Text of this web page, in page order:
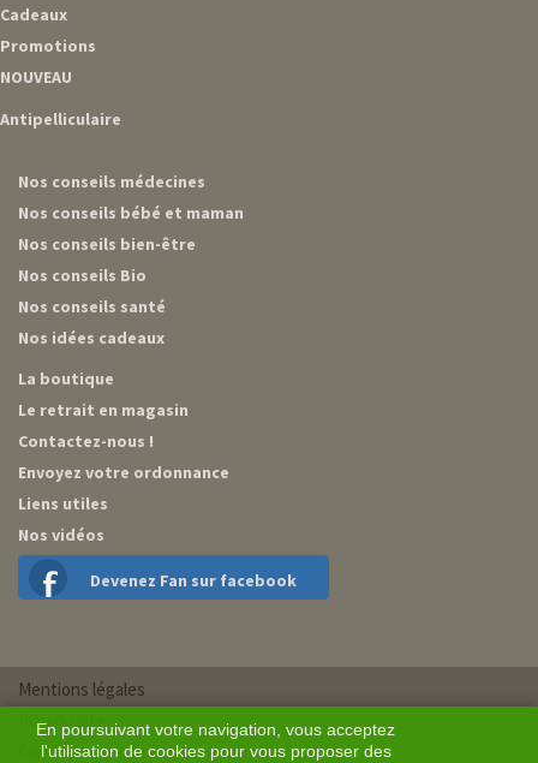
Cadeaux
Promotions
NOUVEAU
Antipelliculaire
Nos conseils médecines
Nos conseils bébé et maman
Nos conseils bien-être
Nos conseils Bio
Nos conseils santé
Nos idées cadeaux
La boutique
Le retrait en magasin
Contactez-nous !
Envoyez votre ordonnance
Liens utiles
Nos vidéos
Devenez Fan sur facebook
En poursuivant votre navigation, vous acceptez
l'utilisation de cookies pour vous proposer des
Mentions légales
Plan du site
Conditions générales de vente